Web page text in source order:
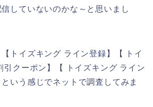
していないのかな～と思いまし
トイズキング ライン登録】【 トイ
引クーポン】【 トイズキング ライン
いう感じでネットで調査してみま